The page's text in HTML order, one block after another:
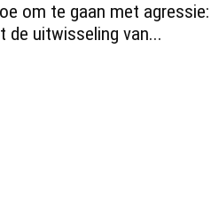
om te gaan met
de uitwisseling van...